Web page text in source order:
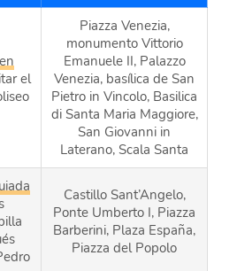
el
Piazza Venezia,
monumento Vittorio
Emanuele II, Palazzo
Venezia, basílica de San
Pietro in Vincolo, Basilica
di Santa Maria Maggiore,
San Giovanni in
Laterano, Scala Santa
Castillo Sant’Angelo,
Ponte Umberto I, Piazza
Barberini, Plaza España,
Piazza del Popolo